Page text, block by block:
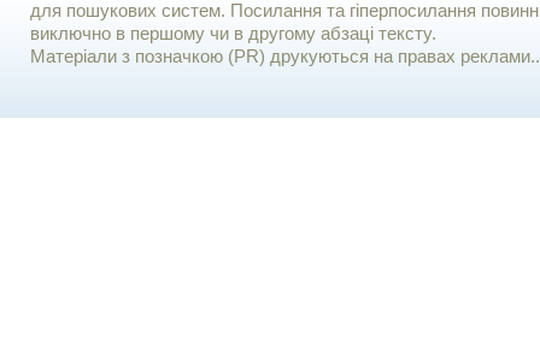
для пошукових систем. Посилання та гіперпосилання
виключно в першому чи в другому абзаці тексту.
Матеріали з позначкою (PR) друкуються на правах реклами..